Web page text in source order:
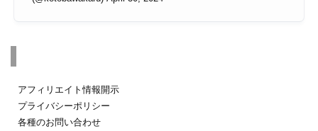
アフィリエイト情報開示
プライバシーポリシー
各種のお問い合わせ